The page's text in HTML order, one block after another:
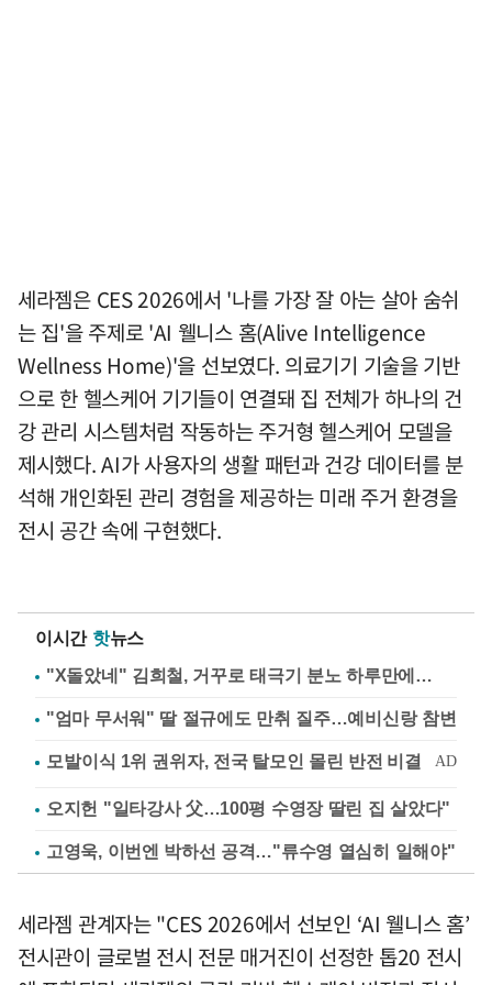
세라젬은 CES 2026에서 '나를 가장 잘 아는 살아 숨쉬
는 집'을 주제로 'AI 웰니스 홈(Alive Intelligence
Wellness Home)'을 선보였다. 의료기기 기술을 기반
으로 한 헬스케어 기기들이 연결돼 집 전체가 하나의 건
강 관리 시스템처럼 작동하는 주거형 헬스케어 모델을
제시했다. AI가 사용자의 생활 패턴과 건강 데이터를 분
석해 개인화된 관리 경험을 제공하는 미래 주거 환경을
전시 공간 속에 구현했다.
이시간 핫뉴스
"X돌았네" 김희철, 거꾸로 태극기 분노 하루만에…
"엄마 무서워" 딸 절규에도 만취 질주…예비신랑 참변
오지헌 "일타강사 父…100평 수영장 딸린 집 살았다"
고영욱, 이번엔 박하선 공격…"류수영 열심히 일해야"
세라젬 관계자는 "CES 2026에서 선보인 ‘AI 웰니스 홈’
전시관이 글로벌 전시 전문 매거진이 선정한 톱20 전시